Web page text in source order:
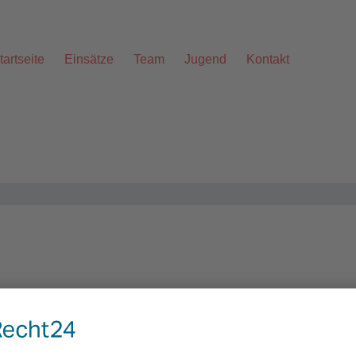
Einsätze Team Jugend Kontakt